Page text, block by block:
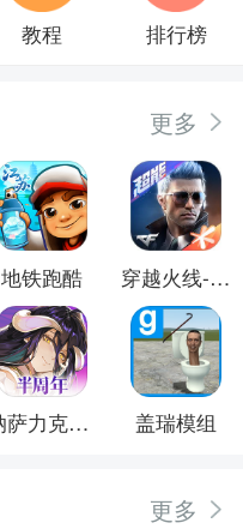
教程 排行榜
更多
地铁跑酷 穿越火线-枪战王者
纳萨力克之王 盖瑞模组
更多